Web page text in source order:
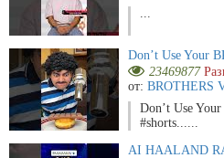
Don’t Use Your
23469877
от: BROTHERS
Don’t Use
#shorts......
AI HAALAND